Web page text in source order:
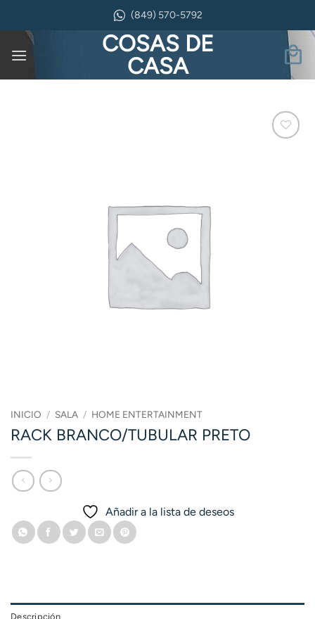
contenido
(849) 570-5792
COSAS DE
CASA
INICIO / SALA / HOME ENTERTAINMENT
RACK BRANCO/TUBULAR PRETO
Añadir a la lista de deseos
Descripción